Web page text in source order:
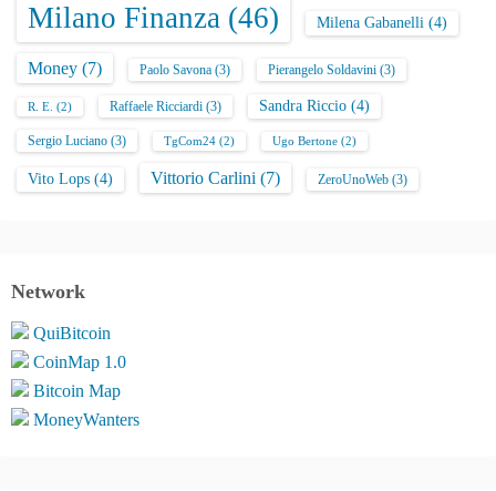
Milano Finanza (46) Milena Gabanelli (4)
Money (7) Paolo Savona (3) Pierangelo Soldavini (3)
R. E. (2) Raffaele Ricciardi (3) Sandra Riccio (4)
Sergio Luciano (3) TgCom24 (2) Ugo Bertone (2)
Vito Lops (4) Vittorio Carlini (7) ZeroUnoWeb (3)
Network
QuiBitcoin
CoinMap 1.0
Bitcoin Map
MoneyWanters